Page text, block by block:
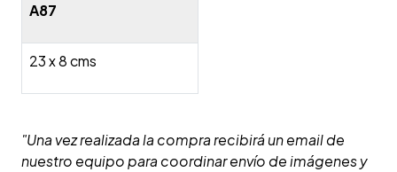
A87
23 x 8 cms
"Una vez realizada la compra recibirá un email de
nuestro equipo para coordinar envío de imágenes y